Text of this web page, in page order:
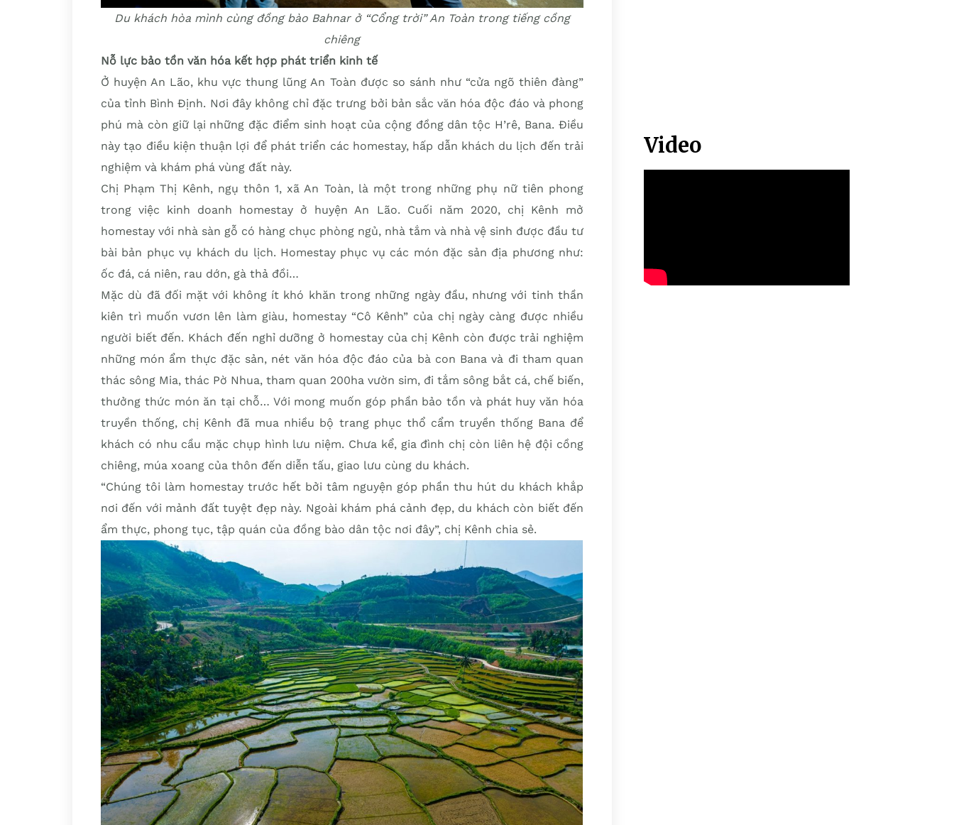
Du khách hòa mình cùng đồng bào Bahnar ở “Cổng trời” An Toàn trong tiếng cồng
chiêng
Nỗ lực bảo tồn văn hóa kết hợp phát triển kinh tế
Ở huyện An Lão, khu vực thung lũng An Toàn được so sánh như “cửa ngõ thiên đàng”
của tỉnh Bình Định. Nơi đây không chỉ đặc trưng bởi bản sắc văn hóa độc đáo và phong
phú mà còn giữ lại những đặc điểm sinh hoạt của cộng đồng dân tộc H’rê, Bana. Điều
này tạo điều kiện thuận lợi để phát triển các homestay, hấp dẫn khách du lịch đến trải
nghiệm và khám phá vùng đất này.
Chị Phạm Thị Kênh, ngụ thôn 1, xã An Toàn, là một trong những phụ nữ tiên phong
trong việc kinh doanh homestay ở huyện An Lão. Cuối năm 2020, chị Kênh mở
homestay với nhà sàn gỗ có hàng chục phòng ngủ, nhà tắm và nhà vệ sinh được đầu tư
bài bản phục vụ khách du lịch. Homestay phục vụ các món đặc sản địa phương như:
ốc đá, cá niên, rau dớn, gà thả đồi…
Mặc dù đã đối mặt với không ít khó khăn trong những ngày đầu, nhưng với tinh thần
kiên trì muốn vươn lên làm giàu, homestay “Cô Kênh” của chị ngày càng được nhiều
người biết đến. Khách đến nghỉ dưỡng ở homestay của chị Kênh còn được trải nghiệm
những món ẩm thực đặc sản, nét văn hóa độc đáo của bà con Bana và đi tham quan
thác sông Mia, thác Pờ Nhua, tham quan 200ha vườn sim, đi tắm sông bắt cá, chế biến,
thưởng thức món ăn tại chỗ… Với mong muốn góp phần bảo tồn và phát huy văn hóa
truyền thống, chị Kênh đã mua nhiều bộ trang phục thổ cẩm truyền thống Bana để
khách có nhu cầu mặc chụp hình lưu niệm. Chưa kể, gia đình chị còn liên hệ đội cồng
chiêng, múa xoang của thôn đến diễn tấu, giao lưu cùng du khách.
“Chúng tôi làm homestay trước hết bởi tâm nguyện góp phần thu hút du khách khắp
nơi đến với mảnh đất tuyệt đẹp này. Ngoài khám phá cảnh đẹp, du khách còn biết đến
ẩm thực, phong tục, tập quán của đồng bào dân tộc nơi đây”, chị Kênh chia sẻ.
Video